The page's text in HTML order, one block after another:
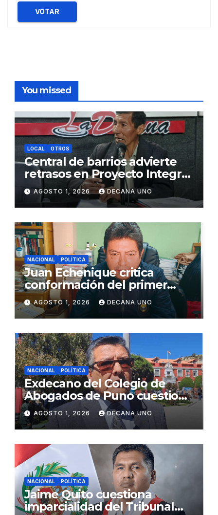
VOTAR
You missed
LOCAL OTROS
Central de barrios advierte
retrasos en Proyecto Integral
de Agua y Alcantarillado para
Juliaca
AGOSTO 1, 2026 DECANA UNO
NACIONAL POLÍTICA
Juan Echenique critica
conformación del primer
gabinete ministerial de Keiko
Fujimori
AGOSTO 1, 2026 DECANA UNO
NACIONAL POLÍTICA
Exdecano del Colegio de
Abogados de Puno cuestiona
propuestas sobre seguridad
ciudadana
AGOSTO 1, 2026 DECANA UNO
NACIONAL POLÍTICA
Jaime Quito cuestiona
imparcialidad del Tribunal